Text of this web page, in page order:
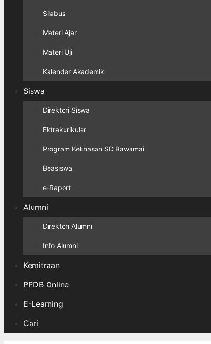
Silabus
Materi Ajar
Materi Uji
Kalender Akademik
Siswa
Direktori Siswa
Ektrakurikuler
Program Kekhasan SD Bawamai
Beasiswa
e-Raport
Alumni
Direktori Alumni
Info Alumni
Kemitraan
PPDB Online
E-Learning
Cari